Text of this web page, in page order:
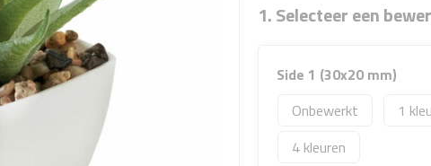
1. Selecteer een
Side 1 (30x20 mm)
Onbewerkt
1
4